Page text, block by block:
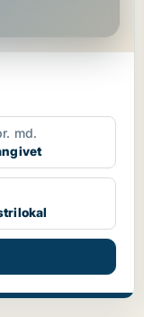
md.